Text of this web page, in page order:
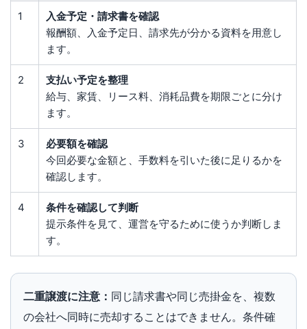
1
入金予定・請求書を確認
報酬額、入金予定日、請求先が分かる資料を用意し
ます。
2
支払い予定を整理
給与、家賃、リース料、消耗品費を期限ごとに分け
ます。
3
必要額を確認
今回必要な金額と、手数料を引いた後に足りるかを
確認します。
4
条件を確認して判断
提示条件を見て、運営を守るために使うか判断しま
す。
二重譲渡に注意： 同じ請求書や同じ売掛金を、複数
の会社へ同時に売却することはできません。条件確